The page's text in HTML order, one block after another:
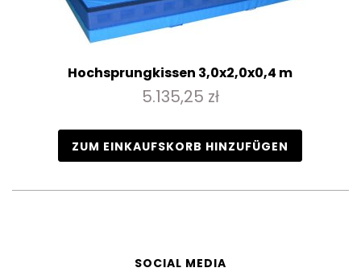
Hochsprungkissen 3,0x2,0x0,4 m
5.135,25 zł
ZUM EINKAUFSKORB HINZUFÜGEN
SOCIAL MEDIA